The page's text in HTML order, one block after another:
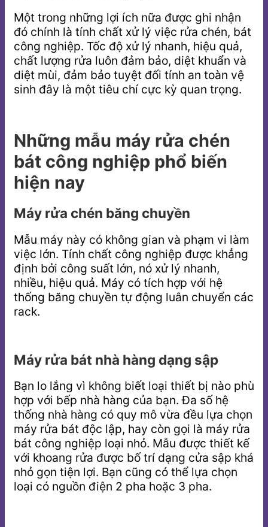
Một trong những lợi ích nữa được ghi nhận
đó chính là tính chất xử lý việc rửa chén, bát
công nghiệp. Tốc độ xử lý nhanh, hiệu quả,
chất lượng rửa luôn đảm bảo, diệt khuẩn và
diệt mùi, đảm bảo tuyệt đối tính an toàn vệ
sinh đây là một tiêu chí cực kỳ quan trọng.
Những mẫu máy rửa chén
bát công nghiệp phổ biến
hiện nay
Máy rửa chén băng chuyền
Mẫu máy này có không gian và phạm vi làm
việc lớn. Tính chất công nghiệp được khẳng
định bởi công suất lớn, nó xử lý nhanh,
nhiều, hiệu quả. Máy có tích hợp với hệ
thống băng chuyền tự động luân chuyển các
rack.
Máy rửa bát nhà hàng dạng sập
Bạn lo lắng vì không biết loại thiết bị nào phù
hợp với bếp nhà hàng của bạn. Đa số hệ
thống nhà hàng có quy mô vừa đều lựa chọn
máy rửa bát độc lập, hay còn gọi là máy rửa
bát công nghiệp loại nhỏ. Mẫu được thiết kế
với khoang rửa được bố trí dạng cửa sập khá
nhỏ gọn tiện lợi. Bạn cũng có thể lựa chọn
loại có nguồn điện 2 pha hoặc 3 pha.